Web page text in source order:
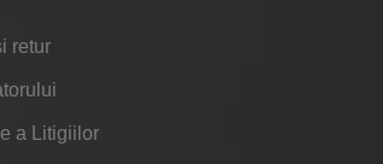
retur
a Litigiilor